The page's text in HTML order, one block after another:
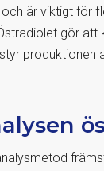
är viktigt för
gör
produktionen